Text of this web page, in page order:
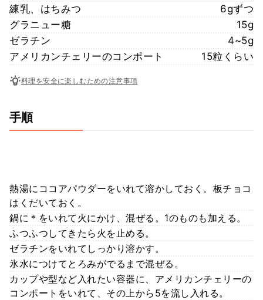
練乳、はちみつ
6gずつ
グラニュー糖
15g
ゼラチン
4~5g
アメリカンチェリーのコンポート
15粒くらい
料理を安全に楽しむための注意事項
手順
熱湯にココアパウダーをいれて溶かしておく。板チョコ
はくだいておく。
鍋に＊をいれて火にかけ、混ぜる。1のものも加える。
ふつふつしてきたら火を止める。
ゼラチンをいれてしっかり溶かす。
氷水につけてとろみがでるまで混ぜる。
カップや型など入れたい容器に、アメリカンチェリーの
コンポートをいれて、その上から5を流し入れる。